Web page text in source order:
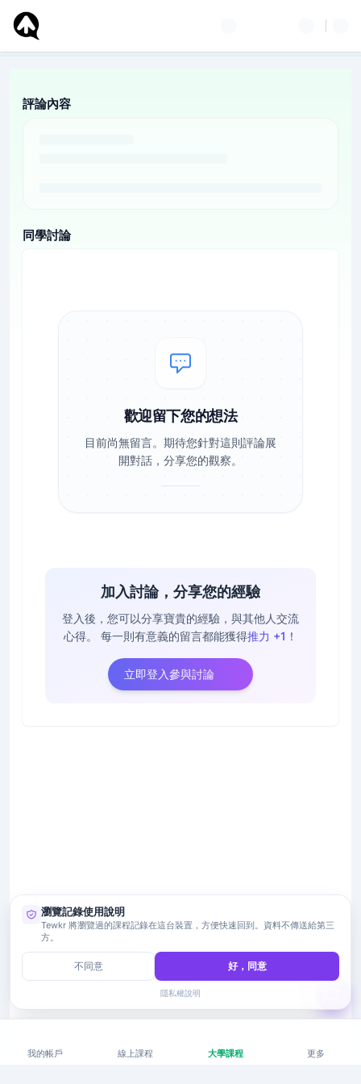
評論內容
同學討論
歡迎留下您的想法
目前尚無留言。期待您針對這則評論展
開對話，分享您的觀察。
加入討論，分享您的經驗
登入後，您可以分享寶貴的經驗，與其他人交流
心得。
每一則有意義的留言都能獲得推力 +1 ！
立即登入參與討論
我的帳戶 線上課程 大學課程 更多
瀏覽記錄使用說明
Tewkr 將瀏覽過的課程記錄在這台裝置，方便快速回到。資料不傳送給第三
方。
不同意 好，同意
隱私權說明